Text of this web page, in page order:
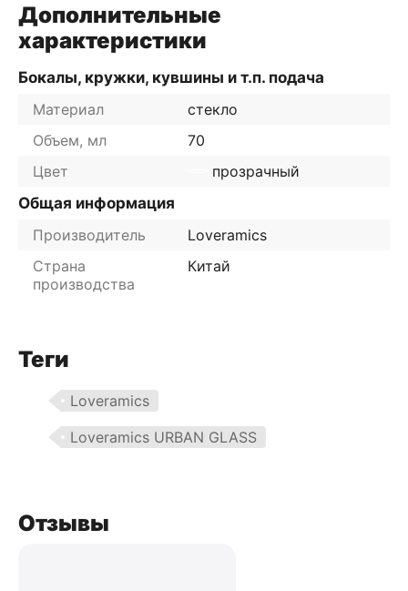
Дополнительные
характеристики
Бокалы, кружки, кувшины и т.п. подача
Материал
стекло
Объем, мл
70
Цвет
прозрачный
Общая информация
Производитель
Loveramics
Страна
производства
Китай
Теги
Loveramics
Loveramics URBAN GLASS
Отзывы